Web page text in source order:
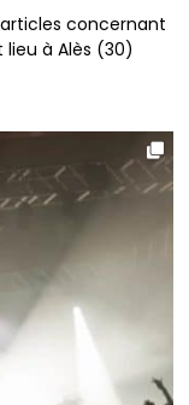
concernant
lieu à Alès (30)